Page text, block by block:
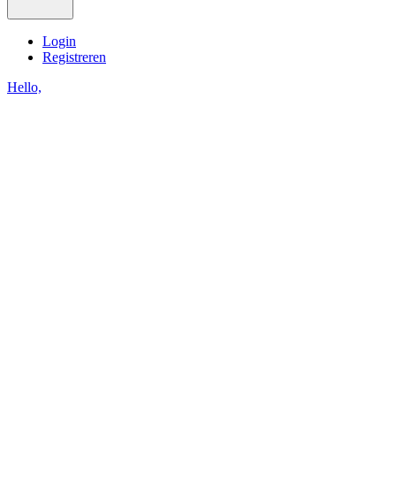
Login
Registreren
Hello,